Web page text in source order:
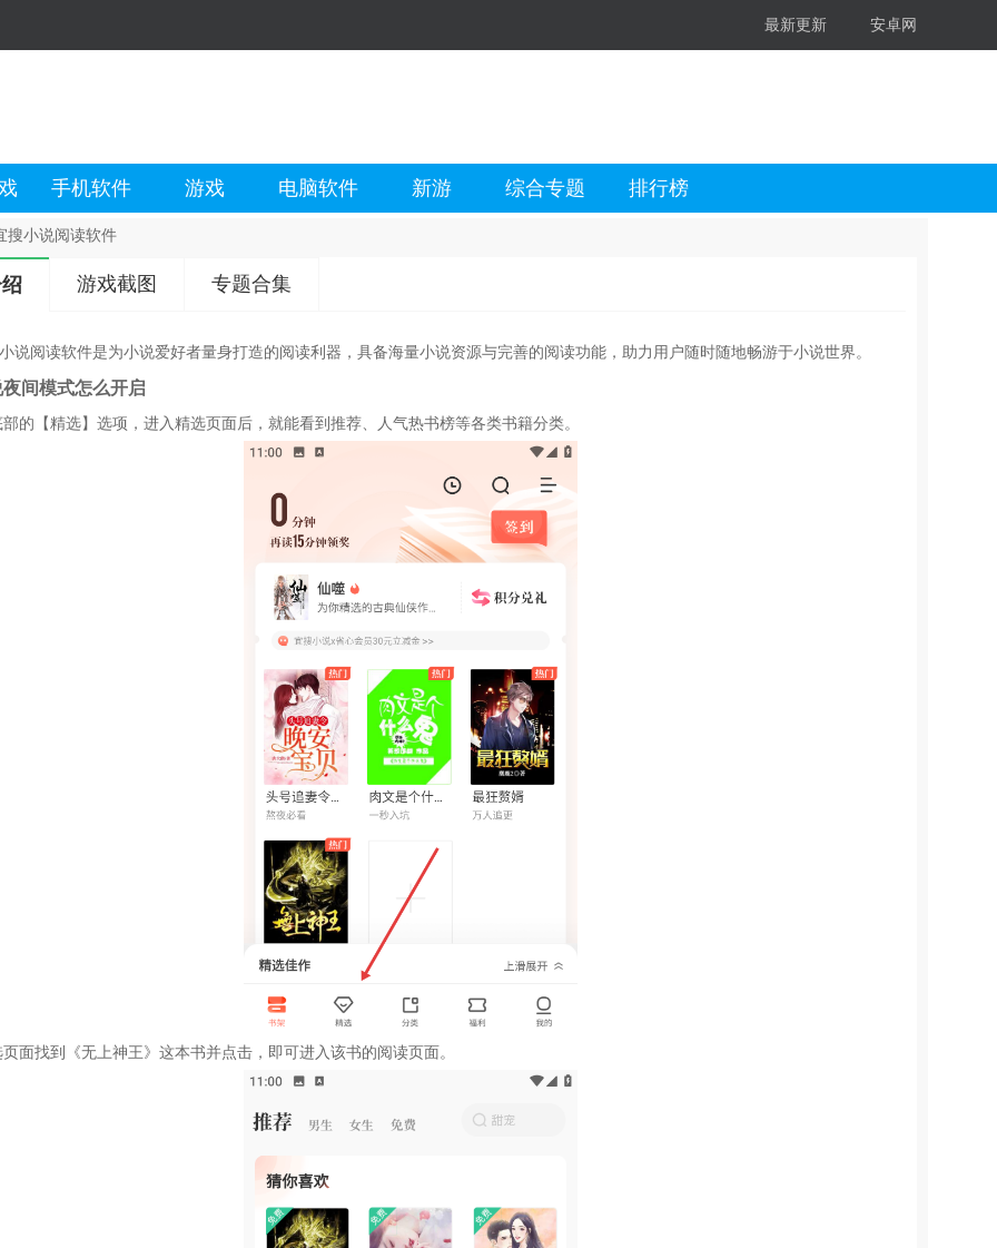
最新更新 安卓网
手机软件 游戏 电脑软件 新游 综合专题 排行榜
搜小说阅读软件
游戏截图 专题合集
说阅读软件是为小说爱好者量身打造的阅读利器，具备海量小说资源与完善的阅读功能，助力用户随时随地畅游于小说世界。
间模式怎么开启
的【精选】选项，进入精选页面后，就能看到推荐、人气热书榜等各类书籍分类。
面找到《无上神王》这本书并点击，即可进入该书的阅读页面。